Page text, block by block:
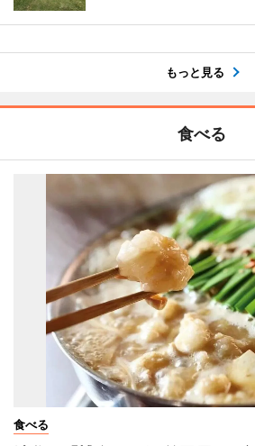
もっと見る
食べる
食べる